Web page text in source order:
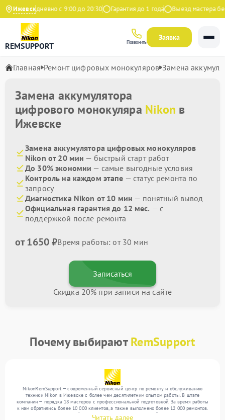
Ижевск
Ежедневно с 9:00 до 20:30 Гарантия до 1 года Выезд мастера
REMSUPPORT Позвонить
Заявка
Главная Ремонт цифровых монокуляров Замена
Замена аккумулятора
цифрового монокуляра Nikon в
Ижевске
Замена аккумулятора цифровых монокуляров
Nikon от 20 мин — быстрый старт работ
До 30% экономии — самые выгодные условия
Контроль на каждом этапе — статус ремонта по
запросу
Диагностика Nikon от 10 мин — понятный вывод
Официальная гарантия до 12 мес. — с
поддержкой после ремонта
от 1650 ₽Время работы: от 30 мин
Записаться
Скидка 20% при записи на сайте
Почему выбираютRemSupport
NikonRemSupport — современный сервисный центр по ремонту и обслуживанию
техники Nikon в Ижевске с более чем десятилетним опытом работы. В штате
компании — порядка 18 мастеров с профессиональной подготовкой. За время работы
к нам обратились более 10 000 клиентов, а также выполнено более 12 000 ремонтов.
Ежемесячно в сервисный центр поступает более 300 устройств, включая , , . Мы
Читать далее